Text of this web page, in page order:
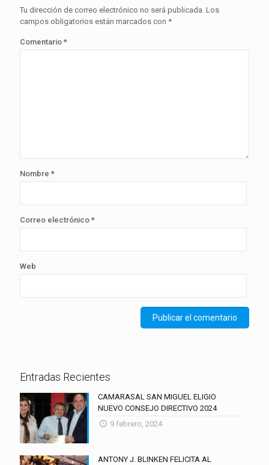
Tu dirección de correo electrónico no será publicada. Los
campos obligatorios están marcados con *
Comentario *
Nombre *
Correo electrónico *
Web
Entradas Recientes
CAMARASAL SAN MIGUEL ELIGIO
NUEVO CONSEJO DIRECTIVO 2024
9 febrero, 2024
ANTONY J. BLINKEN FELICITA AL